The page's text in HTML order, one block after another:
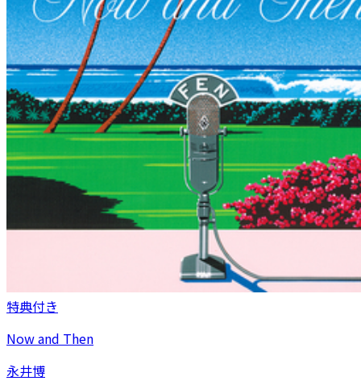
特典付き
Now and Then
永井博